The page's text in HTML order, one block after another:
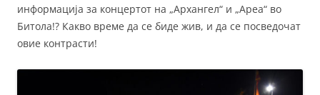
информација за концертот на „Архангел“ и „Ареа“ во
Битола!? Какво време да се биде жив, и да се посведочат
овие контрасти!